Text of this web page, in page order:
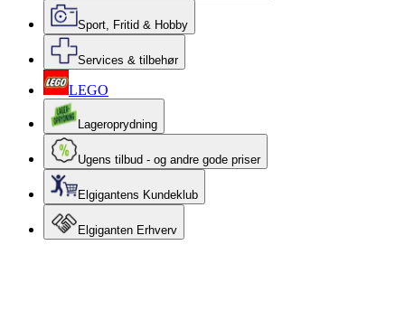
Sport, Fritid & Hobby
Services & tilbehør
LEGO
Lageroprydning
Ugens tilbud - og andre gode priser
Elgigantens Kundeklub
Elgiganten Erhverv